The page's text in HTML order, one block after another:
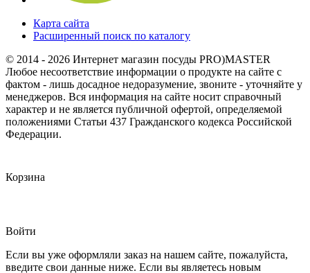
Карта сайта
Расширенный поиск по каталогу
© 2014 - 2026 Интернет магазин посуды PRO)MASTER
Любое несоответствие информации о продукте на сайте с
фактом - лишь досадное недоразумение, звоните - уточняйте у
менеджеров. Вся информация на сайте носит справочный
характер и не является публичной офертой, определяемой
положениями Статьи 437 Гражданского кодекса Российской
Федерации.
Корзина
Войти
Если вы уже оформляли заказ на нашем сайте, пожалуйста,
введите свои данные ниже. Если вы являетесь новым